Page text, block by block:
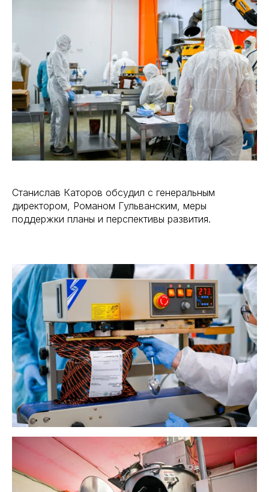
Станислав Каторов обсудил с генеральным
директором, Романом Гульванским, меры
поддержки планы и перспективы развития.